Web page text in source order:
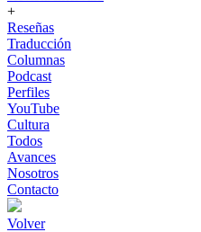
+
Reseñas
Traducción
Columnas
Podcast
Perfiles
YouTube
Cultura
Todos
Avances
Nosotros
Contacto
Volver